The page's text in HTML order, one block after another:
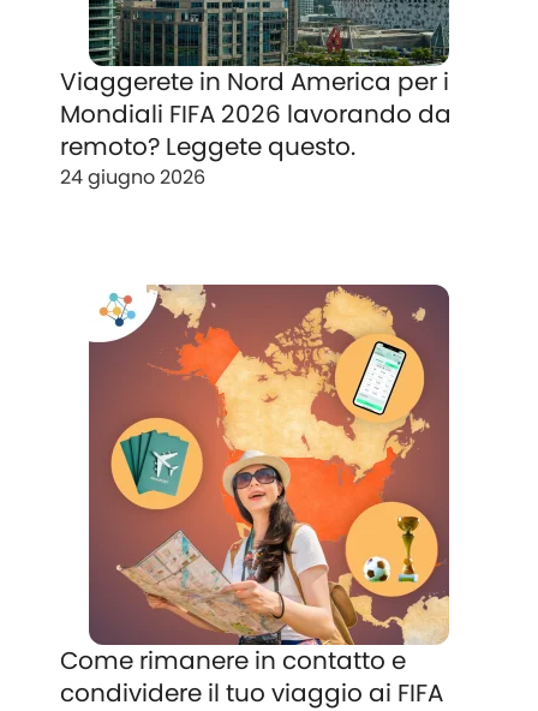
Viaggerete in Nord America per i
Mondiali FIFA 2026 lavorando da
remoto? Leggete questo.
24 giugno 2026
Come rimanere in contatto e
condividere il tuo viaggio ai FIFA